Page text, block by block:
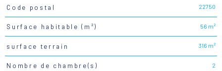
Caractéristiques
Code postal 22750
Surface habitable (m²) 56 m²
surface terrain 316 m²
Nombre de chambre(s) 2